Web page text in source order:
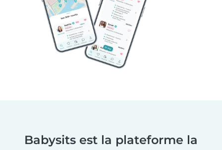
Babysits est la plateforme la